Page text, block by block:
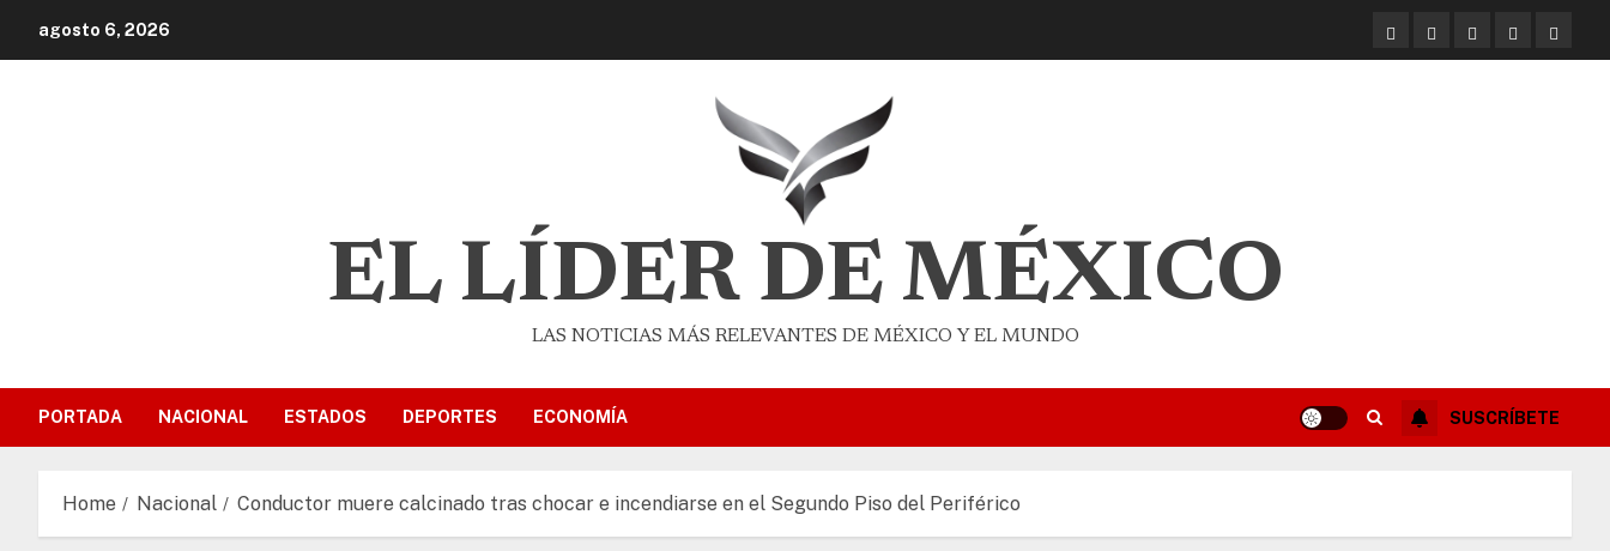
agosto 6, 2026
EL LÍDER DE MÉXICO
LAS NOTICIAS MÁS RELEVANTES DE MÉXICO Y EL MUNDO
PORTADA NACIONAL ESTADOS DEPORTES ECONOMÍA SUSCRÍBETE
Home Nacional Conductor muere calcinado tras chocar e incendiarse en el Segundo Piso del Periférico